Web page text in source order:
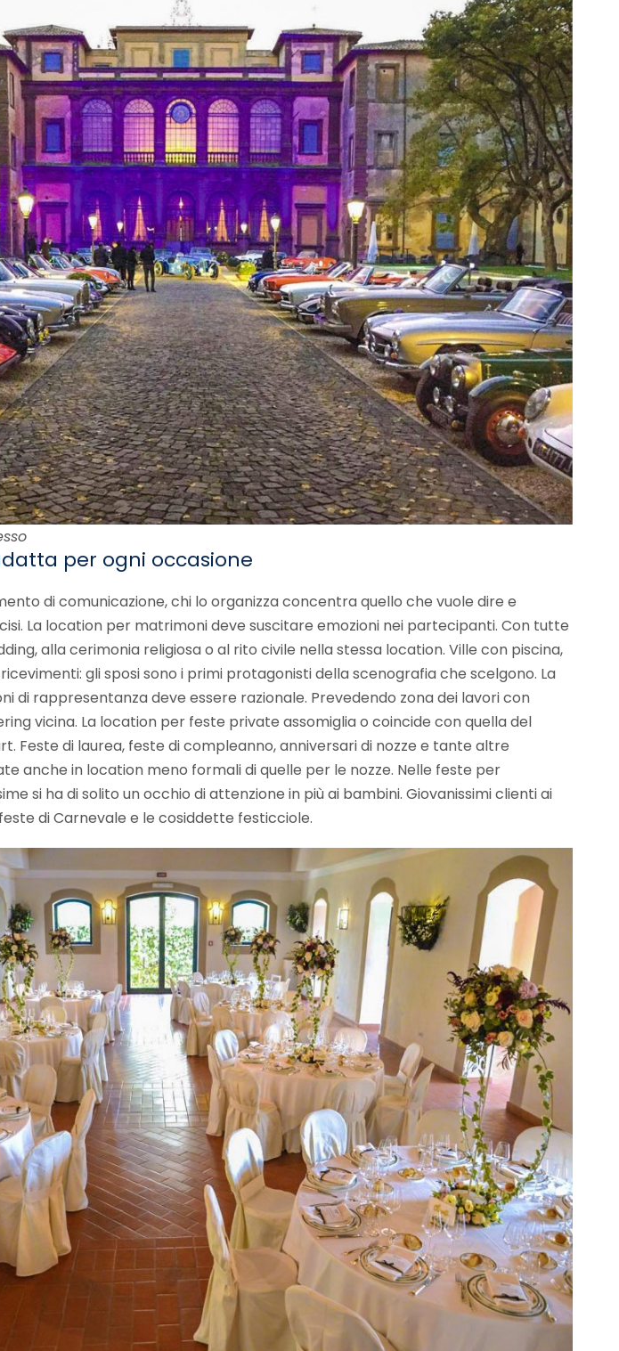
per ogni occasione
di comunicazione, chi lo organizza concentra quello che vuole dire e
La location per matrimoni deve suscitare emozioni nei partecipanti. Con tutte
alla cerimonia religiosa o al rito civile nella stessa location. Ville con piscina,
gli sposi sono i primi protagonisti della scenografia che scelgono. La
di rappresentanza deve essere razionale. Prevedendo zona dei lavori con
vicina. La location per feste private assomiglia o coincide con quella del
Feste di laurea, feste di compleanno, anniversari di nozze e tante altre
anche in location meno formali di quelle per le nozze. Nelle feste per
si ha di solito un occhio di attenzione in più ai bambini. Giovanissimi clienti ai
di Carnevale e le cosiddette festicciole.